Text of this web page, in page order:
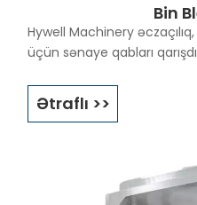
Bin
Hywell Machinery
üçün sənaye qabları
Bizim IBC zibil
vahidliyini, materialın
genişmiqyaslı
edən seçim edir.
İstər standart zibil
Ətraflı >>